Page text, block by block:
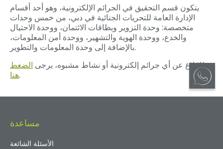
يتكون قسم التحقيق في الجرائم الإلكترونية، وهو أحد أقسام
الإدارة العامة للتحريات الجنائية في دبي، من خمس وحدات
متخصصة: وحدة التزوير وبطاقات الائتمان، ووحدة الاحتيال
والخدع، ووحدة الهوية والتشهير، ووحدة أمن المعلومات،
بالإضافة إلى وحدة المعلومات والتطوير.
للإبلاغ عن أي جرائم إلكترونية أو نشاط مشبوه، يرجى الضغط
هنا.
مساعدة
الأسئلة الشائعة